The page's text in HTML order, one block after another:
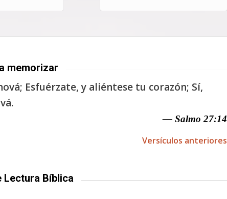
memorizar
Esfuérzate, y aliéntese tu corazón; Sí,
— Salmo 27:14
Versículos anteriores
Lectura Bíblica